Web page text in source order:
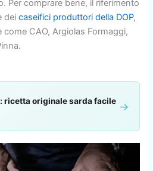
Per comprare bene, il riferimento
deicaseifici produttori della DOP,
CAO, Argiolas Formaggi,
ricetta originale sarda facile →